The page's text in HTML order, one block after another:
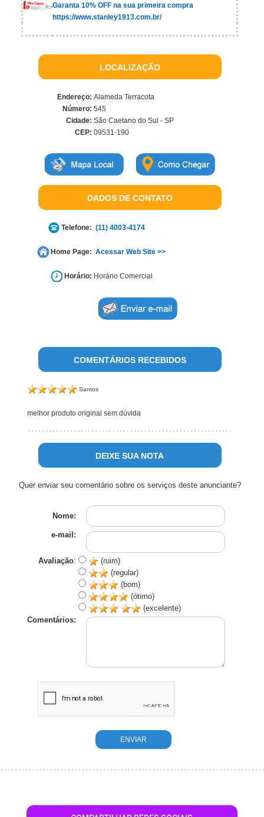
Garanta 10% OFF na sua primeira compra
https://www.stanley1913.com.br/
LOCALIZAÇÃO
Endereço: Alameda Terracota
Número: 545
Cidade: São Caetano do Sul - SP
CEP: 09531-190
DADOS DE CONTATO
Telefone: (11) 4003-4174
Home Page: Acessar Web Site >>
Horário: Horário Comercial
COMENTÁRIOS RECEBIDOS
Santos
melhor produto original sem dúvida
DEIXE SUA NOTA
Quer enviar seu comentário sobre os serviços deste anunciante?
Nome:
e-mail:
Avaliação:
(ruim)
(regular)
(bom)
(ótimo)
(excelente)
Comentários: